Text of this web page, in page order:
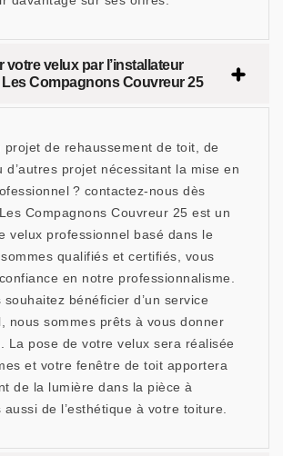
votre velux par l’installateur
Compagnons Couvreur 25
projet de rehaussement de toit, de
d’autres projet nécessitant la mise en
? contactez-nous dès
Compagnons Couvreur 25 est un
velux professionnel basé dans le
qualifiés et certifiés, vous
en notre professionnalisme.
bénéficier d’un service
nous sommes prêts à vous donner
La pose de votre velux sera réalisée
et votre fenêtre de toit apportera
de la lumière dans la pièce à
de l’esthétique à votre toiture.